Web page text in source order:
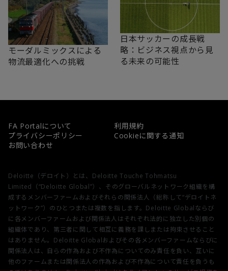
モーダルミックスによる
物流最適化への挑戦
日本サッカーの成長戦
略：ビジネス視点から見
る未来の可能性
FA Portalについて
利用規約
プライバシーポリシー
Cookieに関する通知
お問い合わせ
Deloitte（デロイト）とは、Deloitte Touche Tohmatsu
Limited（“Deloitte Global”）、そのグローバルネットワーク組織を構
成するメンバーファームおよびそれらの関係法人（総称して“デロイトネ
ットワーク”）のひとつまたは複数を指します。Deloitte Globalならび
に各メンバーファームおよび関係法人はそれぞれ法的に独立した別個の
組織体であり、第三者に関して相互に義務を課しまたは拘束させること
はありません。Deloitte Globalおよびその各メンバーファームならびに
関係法人は、自らの作為および不作為についてのみ責任を負い、互いに
他のファームまたは関係法人の作為および不作為について責任を負うも